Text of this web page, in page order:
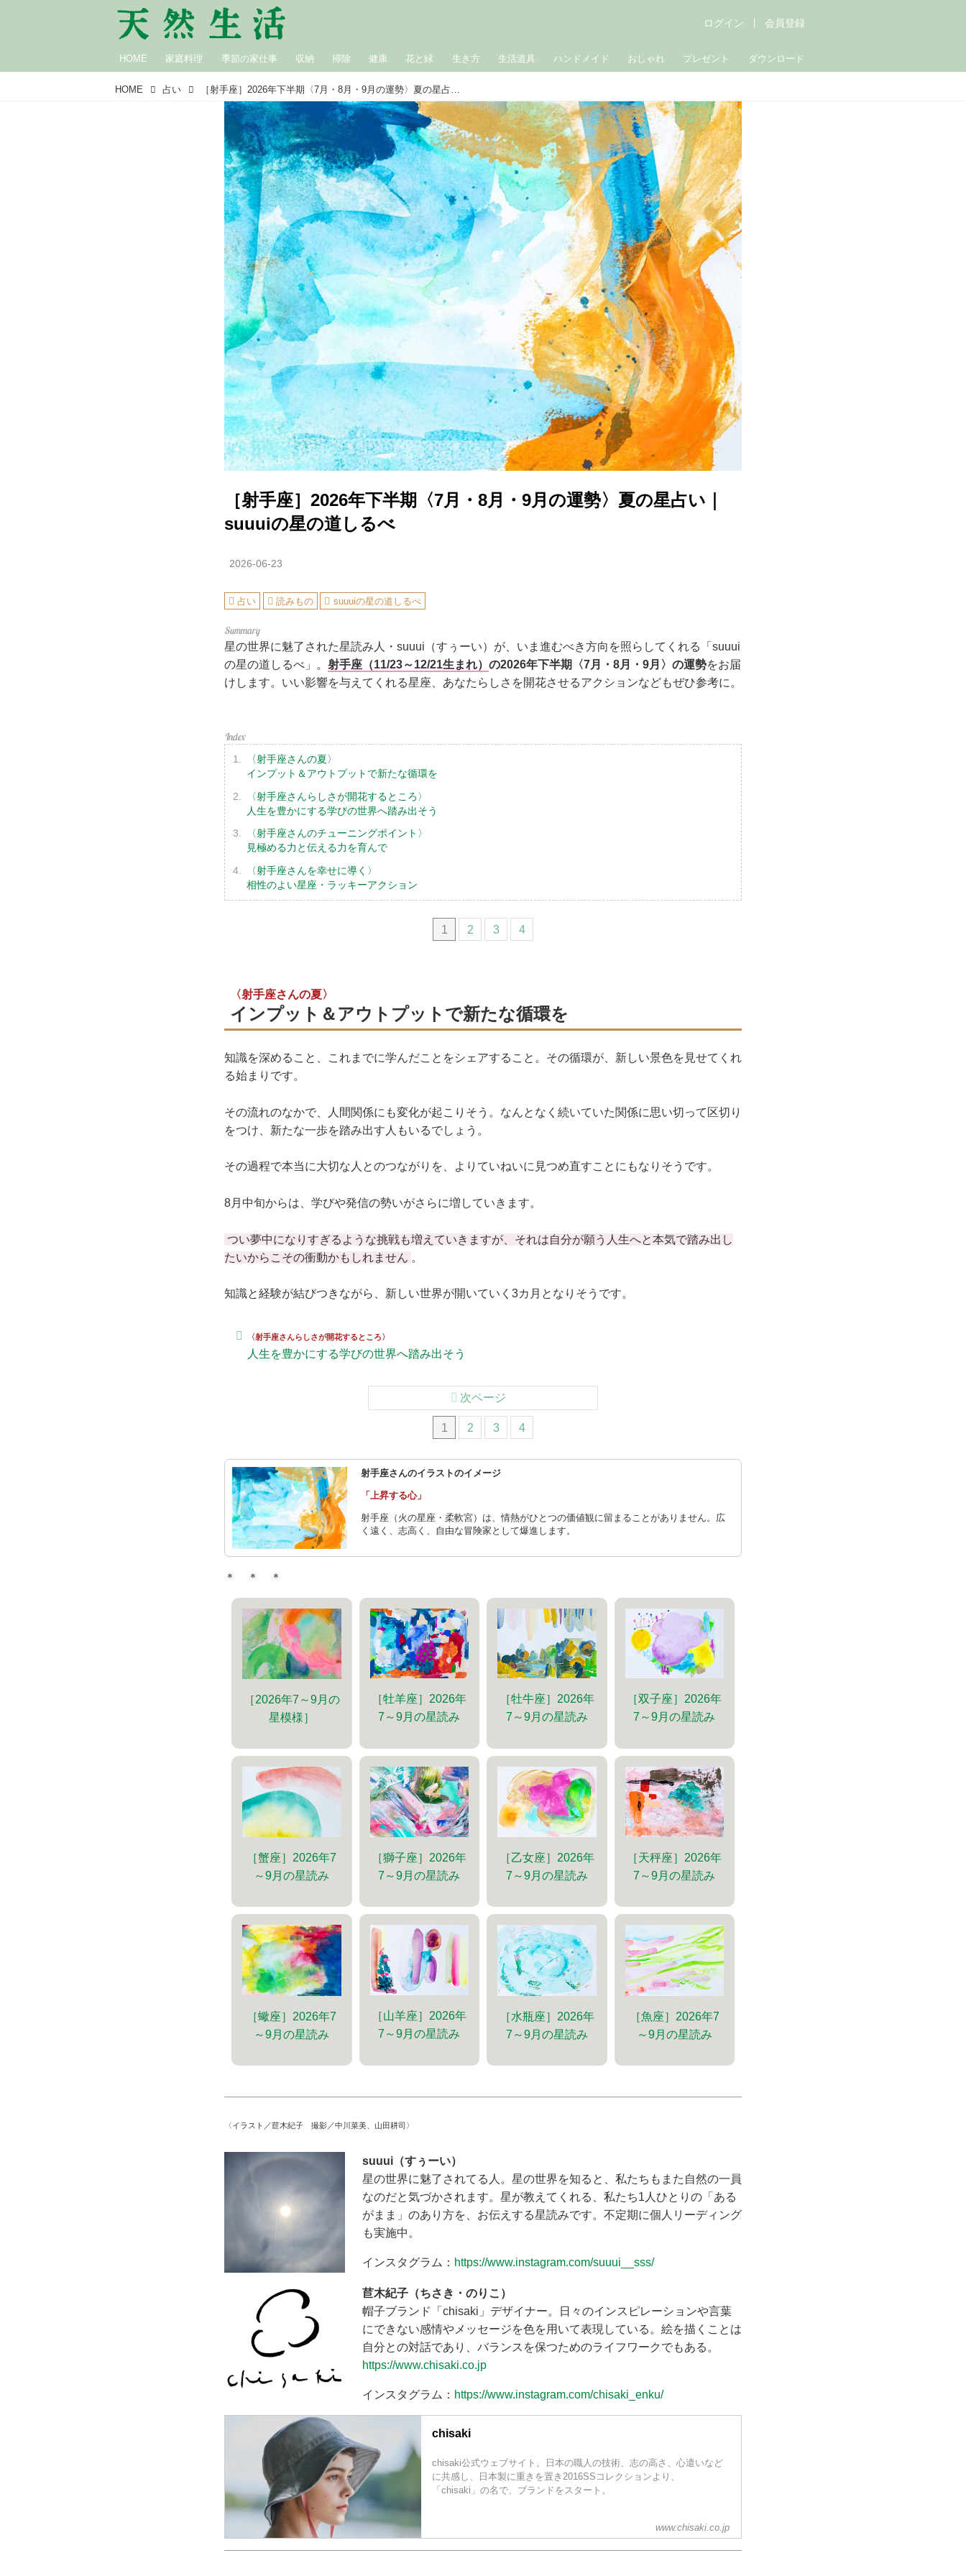
HOME 家庭料理 季節の家仕事 収納 掃除 健康 花と緑 生き方 生活道具 ハンドメイド おしゃれ プレゼント ダウンロード
ログイン 会員登録
HOME 占い ［射手座］2026年下半期〈7月・8月・9月の運勢〉夏の星占い｜suuuiの星の道しるべ
［射手座］2026年下半期〈7月・8月・9月の運勢〉夏の星占い｜
suuuiの星の道しるべ
2026-06-23
占い 読みもの suuuiの星の道しるべ
星の世界に魅了された星読み人・suuui（すぅーい）が、いま進むべき方向を照らしてくれる「suuui
の星の道しるべ」。 射手座（11/23～12/21生まれ） の2026年下半期〈7月・8月・9月〉の運勢をお届
けします。いい影響を与えてくれる星座、あなたらしさを開花させるアクションなどもぜひ参考に。
〈射手座さんの夏〉
インプット＆アウトプットで新たな循環を
〈射手座さんらしさが開花するところ〉
人生を豊かにする学びの世界へ踏み出そう
〈射手座さんのチューニングポイント〉
見極める力と伝える力を育んで
〈射手座さんを幸せに導く〉
相性のよい星座・ラッキーアクション
1 2 3 4
〈射手座さんの夏〉
インプット＆アウトプットで新たな循環を
知識を深めること、これまでに学んだことをシェアすること。その循環が、新しい景色を見せてくれ
る始まりです。
その流れのなかで、人間関係にも変化が起こりそう。なんとなく続いていた関係に思い切って区切り
をつけ、新たな一歩を踏み出す人もいるでしょう。
その過程で本当に大切な人とのつながりを、よりていねいに見つめ直すことにもなりそうです。
8月中旬からは、学びや発信の勢いがさらに増していきます。
つい夢中になりすぎるような挑戦も増えていきますが、それは自分が願う人生へと本気で踏み出し
たいからこその衝動かもしれません 。
知識と経験が結びつきながら、新しい世界が開いていく3カ月となりそうです。
〈射手座さんらしさが開花するところ〉
人生を豊かにする学びの世界へ踏み出そう
1 2 3 4
次ページ
射手座さんのイラストのイメージ
「上昇する心」
射手座（火の星座・柔軟宮）は、情熱がひとつの価値観に留まることがありません。広
く遠く、志高く、自由な冒険家として爆進します。
＊ ＊ ＊
［2026年7～9月の
星模様］
［牡羊座］2026年
7～9月の星読み
［牡牛座］2026年
7～9月の星読み
［双子座］2026年
7～9月の星読み
［蟹座］2026年7
～9月の星読み
［獅子座］2026年
7～9月の星読み
［乙女座］2026年
7～9月の星読み
［天秤座］2026年
7～9月の星読み
［蠍座］2026年7
～9月の星読み
［山羊座］2026年
7～9月の星読み
［水瓶座］2026年
7～9月の星読み
［魚座］2026年7
～9月の星読み
〈イラスト／苣木紀子 撮影／中川菜美、山田耕司〉
suuui（すぅーい）
星の世界に魅了されてる人。星の世界を知ると、私たちもまた自然の一員
なのだと気づかされます。星が教えてくれる、私たち1人ひとりの「ある
がまま」のあり方を、お伝えする星読みです。不定期に個人リーディング
も実施中。
インスタグラム： https://www.instagram.com/suuui__sss/
苣木紀子（ちさき・のりこ）
帽子ブランド「chisaki」デザイナー。日々のインスピレーションや言葉
にできない感情やメッセージを色を用いて表現している。絵を描くことは
自分との対話であり、バランスを保つためのライフワークでもある。
https://www.chisaki.co.jp
インスタグラム： https://www.instagram.com/chisaki_enku/
chisaki
chisaki公式ウェブサイト。日本の職人の技術、志の高さ、心遣いなど
に共感し、日本製に重きを置き2016SSコレクションより、
「chisaki」の名で、ブランドをスタート。
www.chisaki.co.jp